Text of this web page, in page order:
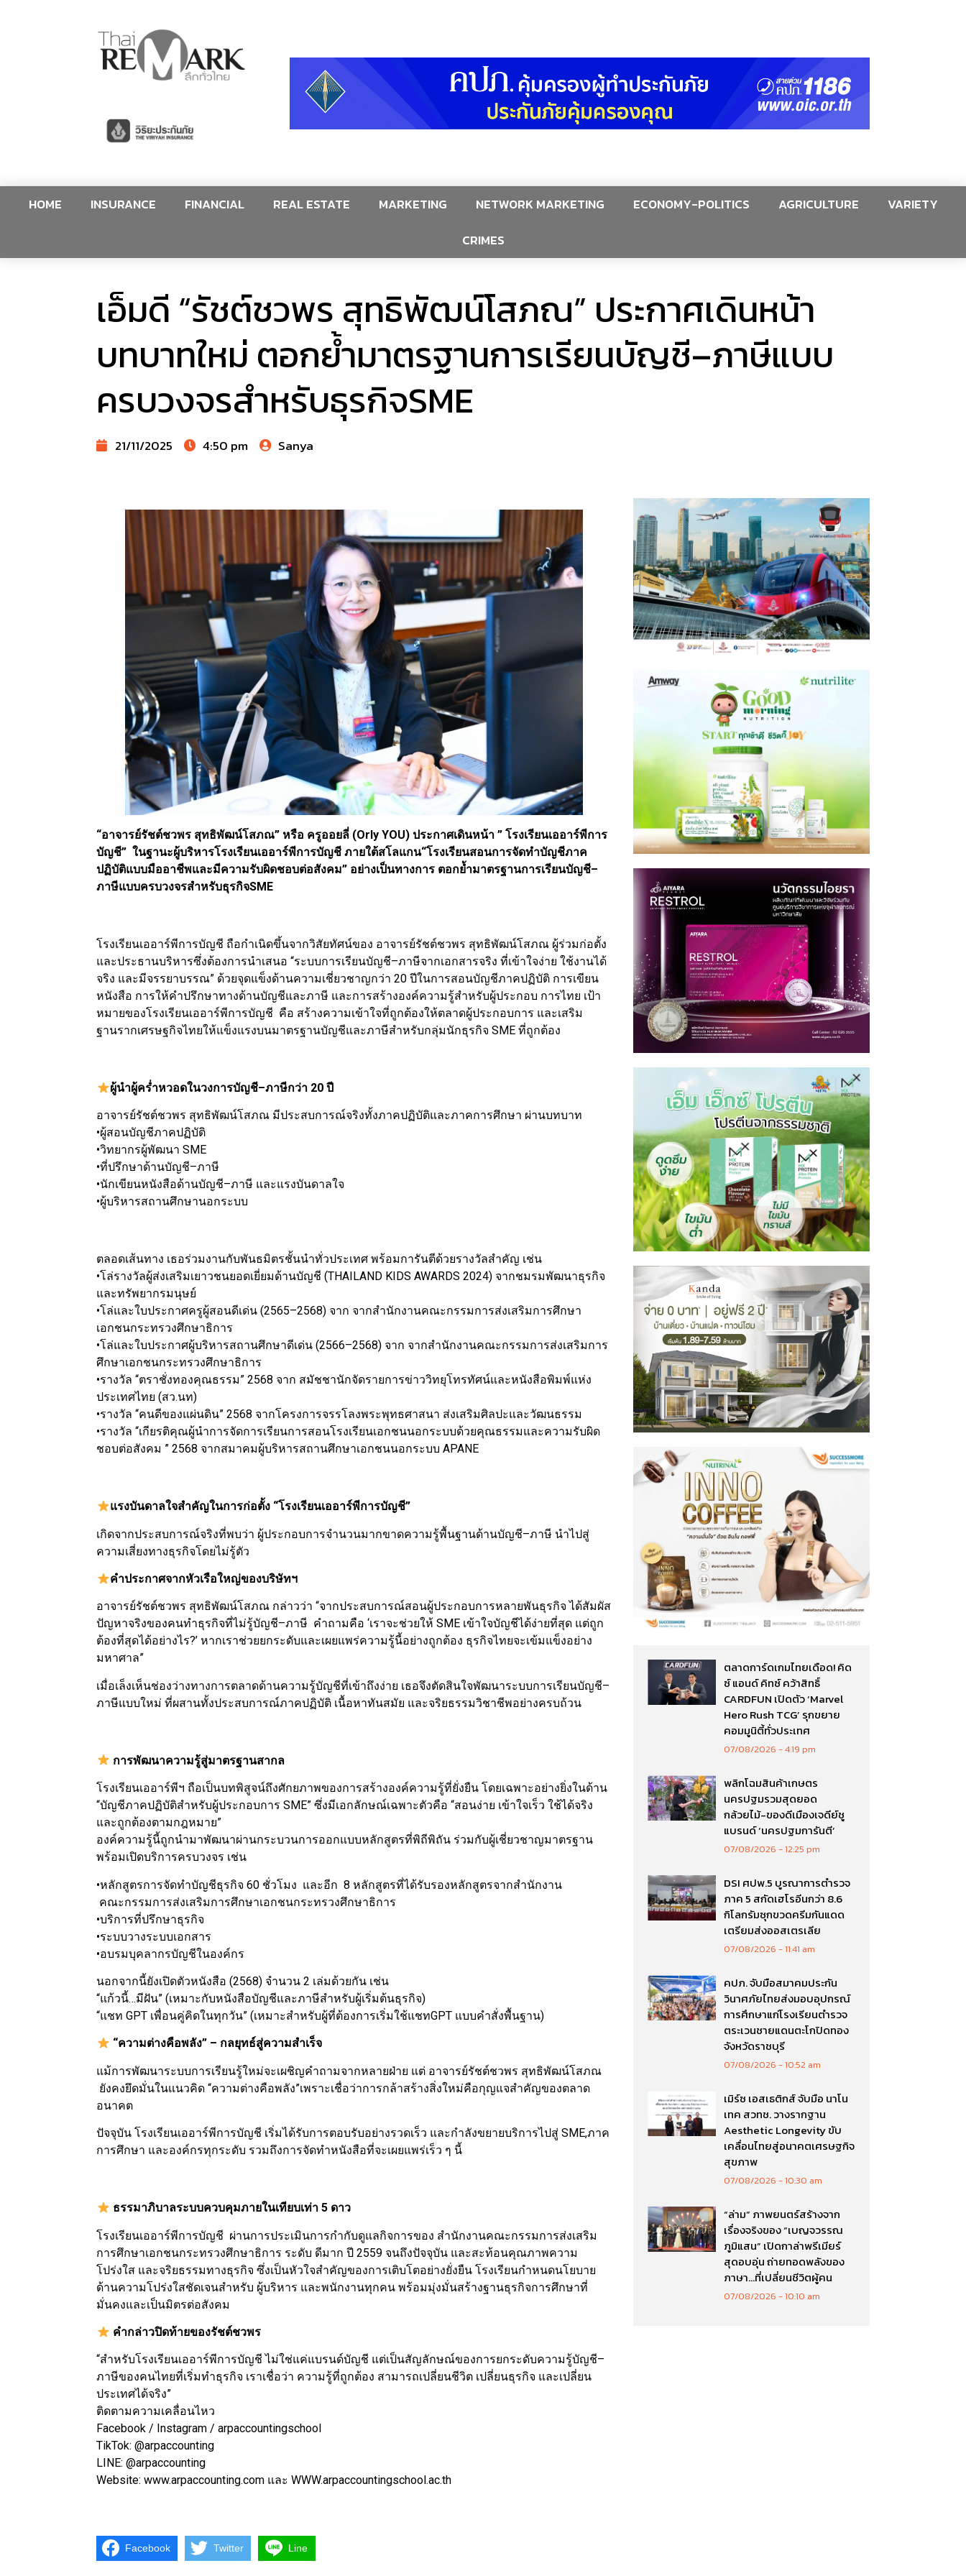
HOME INSURANCE FINANCIAL REAL ESTATE MARKETING NETWORK MARKETING ECONOMY-POLITICS AGRICULTURE
VARIETY
CRIMES
เอ็มดี “รัชต์ชวพร สุทธิพัฒน์โสภณ” ประกาศเดินหน้า
บทบาทใหม่ ตอกย้ำมาตรฐานการเรียนบัญชี–ภาษีแบบ
ครบวงจรสำหรับธุรกิจSME
21/11/2025 4:50 pm Sanya
“อาจารย์รัชต์ชวพร สุทธิพัฒน์โสภณ” หรือ ครูออยลี่ (Orly YOU) ประกาศเดินหน้า ” โรงเรียนเออาร์พีการ
บัญชี” ในฐานะผู้บริหารโรงเรียนเออาร์พีการบัญชี ภายใต้สโลแกน“โรงเรียนสอนการจัดทำบัญชีภาค
ปฏิบัติแบบมืออาชีพและมีความรับผิดชอบต่อสังคม” อย่างเป็นทางการ ตอกย้ำมาตรฐานการเรียนบัญชี–
ภาษีแบบครบวงจรสำหรับธุรกิจSME
โรงเรียนเออาร์พีการบัญชี ถือกำเนิดขึ้นจากวิสัยทัศน์ของ อาจารย์รัชต์ชวพร สุทธิพัฒน์โสภณ ผู้ร่วมก่อตั้ง
และประธานบริหารซึ่งต้องการนำเสนอ “ระบบการเรียนบัญชี–ภาษีจากเอกสารจริง ที่เข้าใจง่าย ใช้งานได้
จริง และมีจรรยาบรรณ” ด้วยจุดแข็งด้านความเชี่ยวชาญกว่า 20 ปีในการสอนบัญชีภาคปฏิบัติ การเขียน
หนังสือ การให้คำปรึกษาทางด้านบัญชีและภาษี และการสร้างองค์ความรู้สำหรับผู้ประกอบ การไทย เป้า
หมายของโรงเรียนเออาร์พีการบัญชี คือ สร้างความเข้าใจที่ถูกต้องให้ตลาดผู้ประกอบการ และเสริม
ฐานรากเศรษฐกิจไทยให้แข็งแรงบนมาตรฐานบัญชีและภาษีสำหรับกลุ่มนักธุรกิจ SME ที่ถูกต้อง
ผู้นำผู้คร่ำหวอดในวงการบัญชี–ภาษีกว่า 20 ปี
อาจารย์รัชต์ชวพร สุทธิพัฒน์โสภณ มีประสบการณ์จริงทั้งภาคปฏิบัติและภาคการศึกษา ผ่านบทบาท
•ผู้สอนบัญชีภาคปฏิบัติ
•วิทยากรผู้พัฒนา SME
•ที่ปรึกษาด้านบัญชี–ภาษี
•นักเขียนหนังสือด้านบัญชี–ภาษี และแรงบันดาลใจ
•ผู้บริหารสถานศึกษานอกระบบ
ตลอดเส้นทาง เธอร่วมงานกับพันธมิตรชั้นนำทั่วประเทศ พร้อมการันตีด้วยรางวัลสำคัญ เช่น
•โล่รางวัลผู้ส่งเสริมเยาวชนยอดเยี่ยมด้านบัญชี (THAILAND KIDS AWARDS 2024) จากชมรมพัฒนาธุรกิจ
และทรัพยากรมนุษย์
•โล่และใบประกาศครูผู้สอนดีเด่น (2565–2568) จาก จากสำนักงานคณะกรรมการส่งเสริมการศึกษา
เอกชนกระทรวงศึกษาธิการ
•โล่และใบประกาศผู้บริหารสถานศึกษาดีเด่น (2566–2568) จาก จากสำนักงานคณะกรรมการส่งเสริมการ
ศึกษาเอกชนกระทรวงศึกษาธิการ
•รางวัล “ตราชั่งทองคุณธรรม” 2568 จาก สมัชชานักจัดรายการข่าววิทยุโทรทัศน์และหนังสือพิมพ์แห่ง
ประเทศไทย (สว.นท)
•รางวัล “คนดีของแผ่นดิน” 2568 จากโครงการจรรโลงพระพุทธศาสนา ส่งเสริมศิลปะและวัฒนธรรม
•รางวัล “เกียรติคุณผู้นำการจัดการเรียนการสอนโรงเรียนเอกชนนอกระบบด้วยคุณธรรมและความรับผิด
ชอบต่อสังคม ” 2568 จากสมาคมผู้บริหารสถานศึกษาเอกชนนอกระบบ APANE
แรงบันดาลใจสำคัญในการก่อตั้ง “โรงเรียนเออาร์พีการบัญชี”
เกิดจากประสบการณ์จริงที่พบว่า ผู้ประกอบการจำนวนมากขาดความรู้พื้นฐานด้านบัญชี–ภาษี นำไปสู่
ความเสี่ยงทางธุรกิจโดยไม่รู้ตัว
คำประกาศจากหัวเรือใหญ่ของบริษัทฯ
อาจารย์รัชต์ชวพร สุทธิพัฒน์โสภณ กล่าวว่า “จากประสบการณ์สอนผู้ประกอบการหลายพันธุรกิจ ได้สัมผัส
ปัญหาจริงของคนทำธุรกิจที่ไม่รู้บัญชี–ภาษี คำถามคือ ‘เราจะช่วยให้ SME เข้าใจบัญชีได้ง่ายที่สุด แต่ถูก
ต้องที่สุดได้อย่างไร?’ หากเราช่วยยกระดับและเผยแพร่ความรู้นี้อย่างถูกต้อง ธุรกิจไทยจะเข้มแข็งอย่าง
มหาศาล”
เมื่อเล็งเห็นช่องว่างทางการตลาดด้านความรู้บัญชีที่เข้าถึงง่าย เธอจึงตัดสินใจพัฒนาระบบการเรียนบัญชี–
ภาษีแบบใหม่ ที่ผสานทั้งประสบการณ์ภาคปฏิบัติ เนื้อหาทันสมัย และจริยธรรมวิชาชีพอย่างครบถ้วน
การพัฒนาความรู้สู่มาตรฐานสากล
โรงเรียนเออาร์พีฯ ถือเป็นบทพิสูจน์ถึงศักยภาพของการสร้างองค์ความรู้ที่ยั่งยืน โดยเฉพาะอย่างยิ่งในด้าน
“บัญชีภาคปฏิบัติสำหรับผู้ประกอบการ SME” ซึ่งมีเอกลักษณ์เฉพาะตัวคือ “สอนง่าย เข้าใจเร็ว ใช้ได้จริง
และถูกต้องตามกฎหมาย”
องค์ความรู้นี้ถูกนำมาพัฒนาผ่านกระบวนการออกแบบหลักสูตรที่พิถีพิถัน ร่วมกับผู้เชี่ยวชาญมาตรฐาน
พร้อมเปิดบริการครบวงจร เช่น
•หลักสูตรการจัดทำบัญชีธุรกิจ 60 ชั่วโมง และอีก 8 หลักสูตรที่ได้รับรองหลักสูตรจากสำนักงาน
คณะกรรมการส่งเสริมการศึกษาเอกชนกระทรวงศึกษาธิการ
•บริการที่ปรึกษาธุรกิจ
•ระบบวางระบบเอกสาร
•อบรมบุคลากรบัญชีในองค์กร
นอกจากนี้ยังเปิดตัวหนังสือ (2568) จำนวน 2 เล่มด้วยกัน เช่น
“แก้วนี้…มีฝัน” (เหมาะกับหนังสือบัญชีและภาษีสำหรับผู้เริ่มต้นธุรกิจ)
“แชท GPT เพื่อนคู่คิดในทุกวัน” (เหมาะสำหรับผู้ที่ต้องการเริ่มใช้แชทGPT แบบคำสั่งพื้นฐาน)
“ความต่างคือพลัง” – กลยุทธ์สู่ความสำเร็จ
แม้การพัฒนาระบบการเรียนรู้ใหม่จะเผชิญคำถามจากหลายฝ่าย แต่ อาจารย์รัชต์ชวพร สุทธิพัฒน์โสภณ
ยังคงยึดมั่นในแนวคิด “ความต่างคือพลัง”เพราะเชื่อว่าการกล้าสร้างสิ่งใหม่คือกุญแจสำคัญของตลาด
อนาคต
ปัจจุบัน โรงเรียนเออาร์พีการบัญชี เริ่มได้รับการตอบรับอย่างรวดเร็ว และกำลังขยายบริการไปสู่ SME,ภาค
การศึกษา และองค์กรทุกระดับ รวมถึงการจัดทำหนังสือที่จะเผยแพร่เร็ว ๆ นี้
ธรรมาภิบาลระบบควบคุมภายในเทียบเท่า 5 ดาว
โรงเรียนเออาร์พีการบัญชี ผ่านการประเมินการกำกับดูแลกิจการของ สำนักงานคณะกรรมการส่งเสริม
การศึกษาเอกชนกระทรวงศึกษาธิการ ระดับ ดีมาก ปี 2559 จนถึงปัจจุบัน และสะท้อนคุณภาพความ
โปร่งใส และจริยธรรมทางธุรกิจ ซึ่งเป็นหัวใจสำคัญของการเติบโตอย่างยั่งยืน โรงเรียนกำหนดนโยบาย
ด้านความโปร่งใสชัดเจนสำหรับ ผู้บริหาร และพนักงานทุกคน พร้อมมุ่งมั่นสร้างฐานธุรกิจการศึกษาที่
มั่นคงและเป็นมิตรต่อสังคม
คำกล่าวปิดท้ายของรัชต์ชวพร
“สำหรับโรงเรียนเออาร์พีการบัญชี ไม่ใช่แค่แบรนด์บัญชี แต่เป็นสัญลักษณ์ของการยกระดับความรู้บัญชี–
ภาษีของคนไทยที่เริ่มทำธุรกิจ เราเชื่อว่า ความรู้ที่ถูกต้อง สามารถเปลี่ยนชีวิต เปลี่ยนธุรกิจ และเปลี่ยน
ประเทศได้จริง”
ติดตามความเคลื่อนไหว
Facebook / Instagram / arpaccountingschool
TikTok: @arpaccounting
LINE: @arpaccounting
Website: www.arpaccounting.com และ WWW.arpaccountingschool.ac.th
Facebook Twitter Line
ตลาดการ์ดเกมไทยเดือด! คิด
ซ์ แอนด์ คิทซ์ คว้าสิทธิ์
CARDFUN เปิดตัว ‘Marvel
Hero Rush TCG’ รุกขยาย
คอมมูนิตี้ทั่วประเทศ
07/08/2026 4:19 pm
พลิกโฉมสินค้าเกษตร
นครปฐมรวมสุดยอด
กล้วยไม้-ของดีเมืองเจดีย์ชู
แบรนด์ ‘นครปฐมการันตี’
07/08/2026 12:25 pm
DSI ศปพ.5 บูรณาการตำรวจ
ภาค 5 สกัดเฮโรอีนกว่า 8.6
กิโลกรัมซุกขวดครีมกันแดด
เตรียมส่งออสเตรเลีย
07/08/2026 11:41 am
คปภ. จับมือสมาคมประกัน
วินาศภัยไทยส่งมอบอุปกรณ์
การศึกษาแก่โรงเรียนตำรวจ
ตระเวนชายแดนตะโกปิดทอง
จังหวัดราชบุรี
07/08/2026 10:52 am
เมิร์ซ เอสเธติกส์ จับมือ นาโน
เทค สวทช. วางรากฐาน
Aesthetic Longevity ขับ
เคลื่อนไทยสู่อนาคตเศรษฐกิจ
สุขภาพ
07/08/2026 10:30 am
“ล่าม” ภาพยนตร์สร้างจาก
เรื่องจริงของ “เบญจวรรณ
ภูมิแสน” เปิดกาล่าพรีเมียร์
สุดอบอุ่น ถ่ายทอดพลังของ
ภาษา…ที่เปลี่ยนชีวิตผู้คน
07/08/2026 10:10 am